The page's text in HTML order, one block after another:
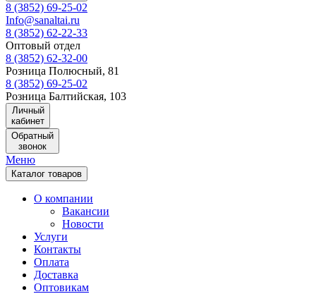
8 (3852) 69-25-02
Info@sanaltai.ru
8 (3852) 62-22-33
Оптовый отдел
8 (3852) 62-32-00
Розница Полюсный, 81
8 (3852) 69-25-02
Розница Балтийская, 103
Личный
кабинет
Обратный
звонок
Меню
Каталог товаров
О компании
Вакансии
Новости
Услуги
Контакты
Оплата
Доставка
Оптовикам